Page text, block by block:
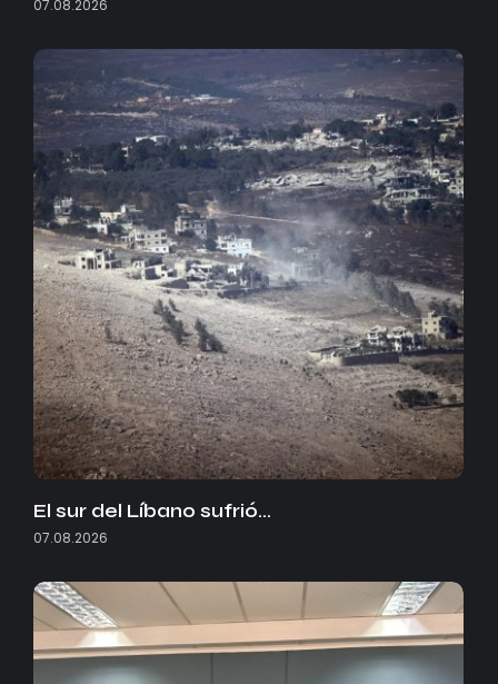
07.08.2026
El sur del Líbano sufrió…
07.08.2026